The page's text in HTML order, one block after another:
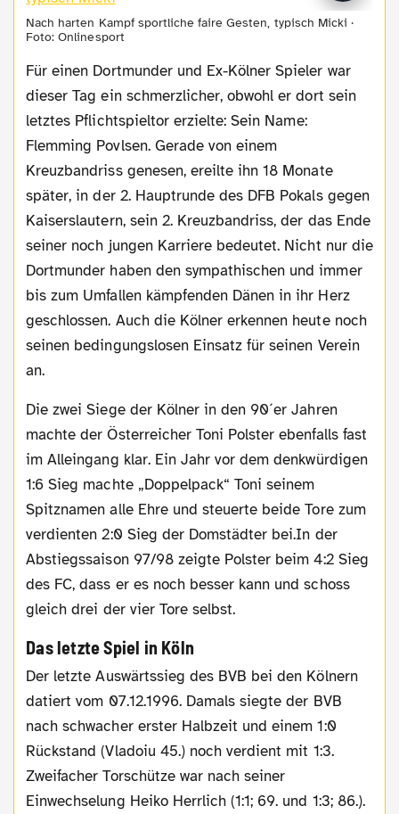
Nach harten Kampf sportliche faire Gesten, typisch Micki ·
Foto: Onlinesport
Für einen Dortmunder und Ex-Kölner Spieler war
dieser Tag ein schmerzlicher, obwohl er dort sein
letztes Pflichtspieltor erzielte: Sein Name:
Flemming Povlsen. Gerade von einem
Kreuzbandriss genesen, ereilte ihn 18 Monate
später, in der 2. Hauptrunde des DFB Pokals gegen
Kaiserslautern, sein 2. Kreuzbandriss, der das Ende
seiner noch jungen Karriere bedeutet. Nicht nur die
Dortmunder haben den sympathischen und immer
bis zum Umfallen kämpfenden Dänen in ihr Herz
geschlossen. Auch die Kölner erkennen heute noch
seinen bedingungslosen Einsatz für seinen Verein
an.
Die zwei Siege der Kölner in den 90´er Jahren
machte der Österreicher Toni Polster ebenfalls fast
im Alleingang klar. Ein Jahr vor dem denkwürdigen
1:6 Sieg machte „Doppelpack“ Toni seinem
Spitznamen alle Ehre und steuerte beide Tore zum
verdienten 2:0 Sieg der Domstädter bei.In der
Abstiegssaison 97/98 zeigte Polster beim 4:2 Sieg
des FC, dass er es noch besser kann und schoss
gleich drei der vier Tore selbst.
Das letzte Spiel in Köln
Der letzte Auswärtssieg des BVB bei den Kölnern
datiert vom 07.12.1996. Damals siegte der BVB
nach schwacher erster Halbzeit und einem 1:0
Rückstand (Vladoiu 45.) noch verdient mit 1:3.
Zweifacher Torschütze war nach seiner
Einwechselung Heiko Herrlich (1:1; 69. und 1:3; 86.).